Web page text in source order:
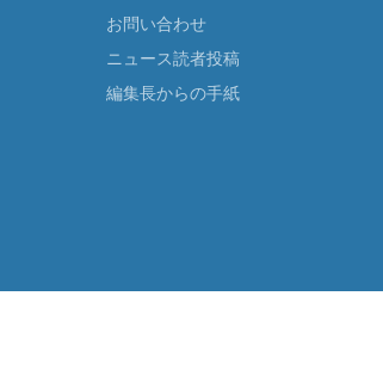
お問い合わせ
ニュース読者投稿
編集長からの手紙